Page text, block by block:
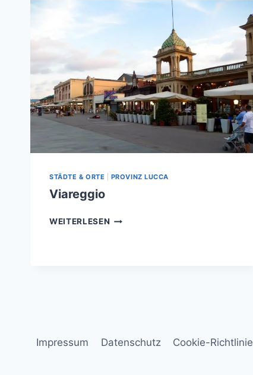
STÄDTE & ORTE PROVINZ LUCCA
Viareggio
WEITERLESEN VIAREGGIO
Impressum Datenschutz Cookie-